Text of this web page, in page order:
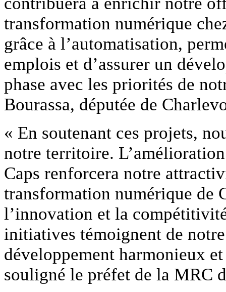
transformation numérique
grâce à l’automatisation,
emplois et d’assurer un
phase avec les priorités de
Bourassa, députée de
« En soutenant ces projets,
notre territoire.
Caps renforcera notre
transformation numérique de
l’innovation et la
initiatives témoignent de
développement harmonieux
souligné le préfet de la MRC